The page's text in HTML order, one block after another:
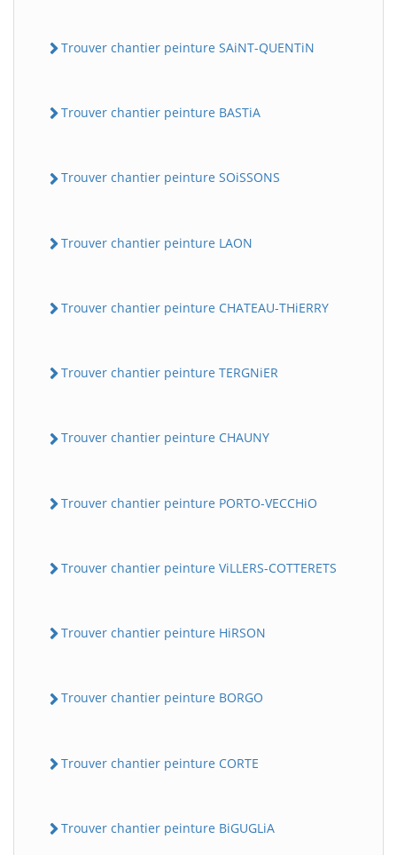
Trouver chantier peinture SAiNT-QUENTiN
Trouver chantier peinture BASTiA
Trouver chantier peinture SOiSSONS
Trouver chantier peinture LAON
Trouver chantier peinture CHATEAU-THiERRY
Trouver chantier peinture TERGNiER
Trouver chantier peinture CHAUNY
Trouver chantier peinture PORTO-VECCHiO
Trouver chantier peinture ViLLERS-COTTERETS
Trouver chantier peinture HiRSON
Trouver chantier peinture BORGO
Trouver chantier peinture CORTE
Trouver chantier peinture BiGUGLiA